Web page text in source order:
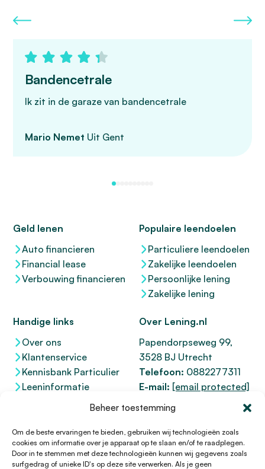
Beheer toestemming
Om de beste ervaringen te bieden, gebruiken wij technologieën zoals
cookies om informatie over je apparaat op te slaan en/of te raadplegen.
Door in te stemmen met deze technologieën kunnen wij gegevens zoals
surfgedrag of unieke ID's op deze site verwerken. Als je geen
Bandencetrale
Ik zit in de garaze van bandencetrale
Mario Nemet Uit Gent
Geld lenen
Auto financieren
Financial lease
Verbouwing financieren
Populaire leendoelen
Particuliere leendoelen
Zakelijke leendoelen
Persoonlijke lening
Zakelijke lening
Handige links
Over ons
Klantenservice
Kennisbank Particulier
Leeninformatie
Over Lening.nl
Papendorpseweg 99,
3528 BJ Utrecht
Telefoon: 0882277311
E-mail: [email protected]
KvK 76100200
12047091
Kifid 300.017942